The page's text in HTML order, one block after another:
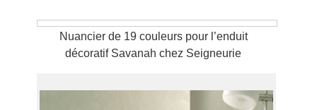
Nuancier de 19 couleurs pour l’enduit
décoratif Savanah chez Seigneurie